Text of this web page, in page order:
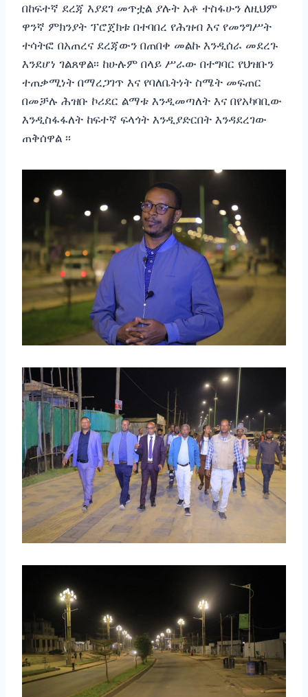
በከፍተኛ ደረጃ እያደገ መጥቷል ያሉት አቶ ተስፋሁን ለዚህም
ዋንኛ ምክንያት ፕሮጀክቱ በተባበረ የሕዝብ እና የመንግሥት
ተሳትፎ በአጠረና ደረጃውን በጠበቀ መልኩ እንዲሰራ መደረጉ
እንደሆነ ገልጸዋል፡፡ ከሁሉም በላይ ሥራው በተግባር የህዝቡን
ተጠቃሚነት በማረጋገጥ እና የባለቤትነት ስሜት መፍጠር
በመቻሉ ሕዝቡ ኮሪደር ልማቱ እንዲመጣለት እና በየአካባቢው
እንዲስፋፋለት ከፍተኛ ፍላጎት እንዲያድርበት እንዳደረገው
ጠቅሰዋል ፡፡